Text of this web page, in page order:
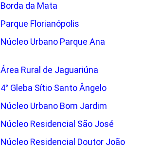
da Mata
Florianópolis
Urbano Parque Ana
Rural de Jaguariúna
Gleba Sítio Santo Ângelo
Urbano Bom Jardim
Residencial São José
Residencial Doutor João